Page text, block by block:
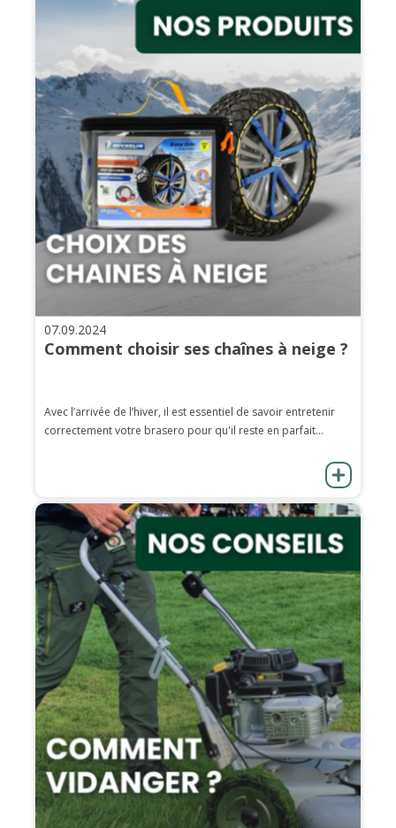
07.09.2024
Comment choisir ses chaînes à neige ?
Avec l’arrivée de l’hiver, il est essentiel de savoir entretenir
correctement votre brasero pour qu'il reste en parfait...